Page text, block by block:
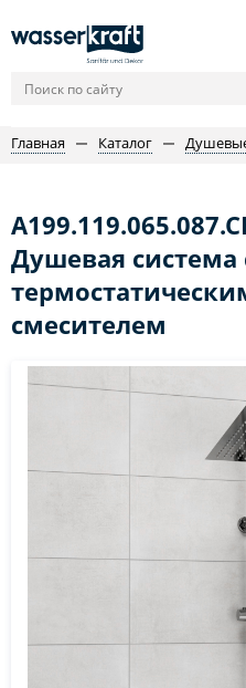
Главная Каталог
Душевая система
смесителем